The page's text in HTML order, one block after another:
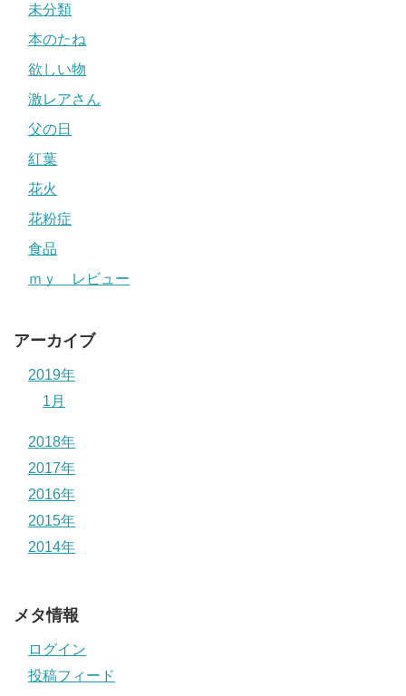
未分類
本のたね
欲しい物
激レアさん
父の日
紅葉
花火
花粉症
食品
ｍｙ レビュー
アーカイブ
2019年
1月
2018年
2017年
2016年
2015年
2014年
メタ情報
ログイン
投稿フィード